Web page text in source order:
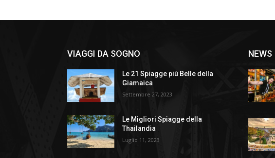
VIAGGI DA SOGNO
Le 21 Spiagge più Belle della
Giamaica
Settembre 27, 2023
Le Migliori Spiagge della
Thailandia
Luglio 11, 2023
NEWS